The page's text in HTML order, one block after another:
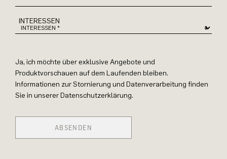
INTERESSEN
Ja, ich möchte über exklusive Angebote und
Produktvorschauen auf dem Laufenden bleiben.
Informationen zur Stornierung und Datenverarbeitung finden
Sie in unserer Datenschutzerklärung.
ABSENDEN